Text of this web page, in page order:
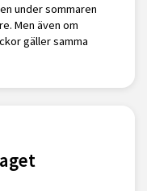
under sommaren
Men även om
gäller samma